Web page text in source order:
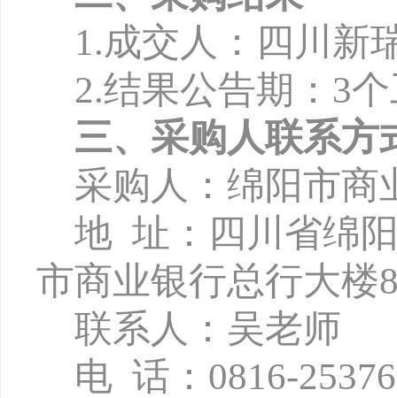
1.成交人：四川新
2.结果公告期：3
三、采购人联系方
采购人：绵阳市商
地 址：四川省绵
市商业银行总行大楼
联系人：吴老师
电 话： 0816-